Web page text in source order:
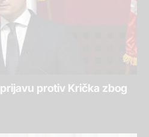
protiv Krička zbog